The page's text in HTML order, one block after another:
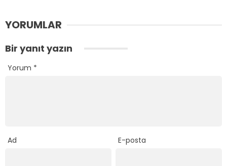
YORUMLAR
Bir yanıt yazın
Yorum *
Ad E-posta